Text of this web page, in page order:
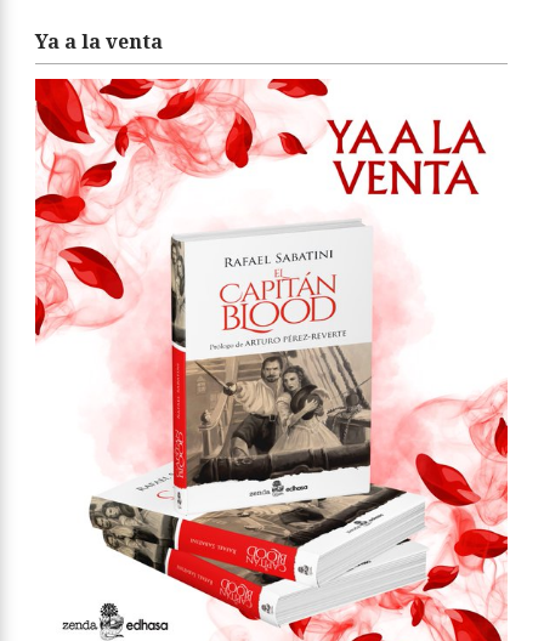
Ya a la venta